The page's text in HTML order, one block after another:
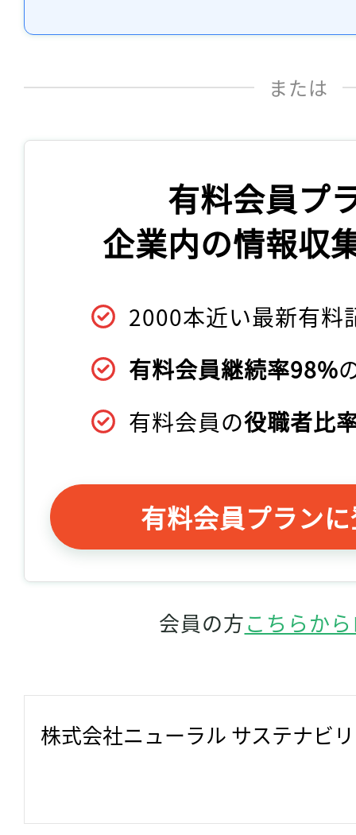
または
有料会員プ
企業内の情報収
2000本近い最新有料
有料会員継続率98%
有料会員の役職者比
有料会員プラン
会員の方こちらか
株式会社ニューラル サステナビ